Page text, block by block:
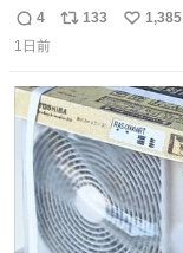
円で作れる知育時
う先人！
返
信
4
リ
ト
数
133
い
数
1,385
1日前